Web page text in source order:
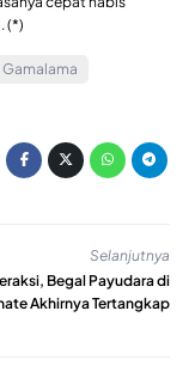
(*)
Gamalama
Selanjutnya
Begal Payudara di
Akhirnya Tertangkap